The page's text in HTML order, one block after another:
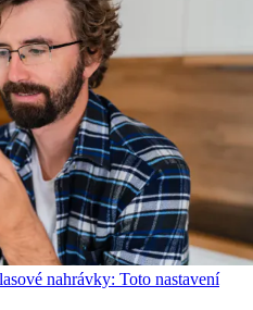
nahrávky: Toto nastavení